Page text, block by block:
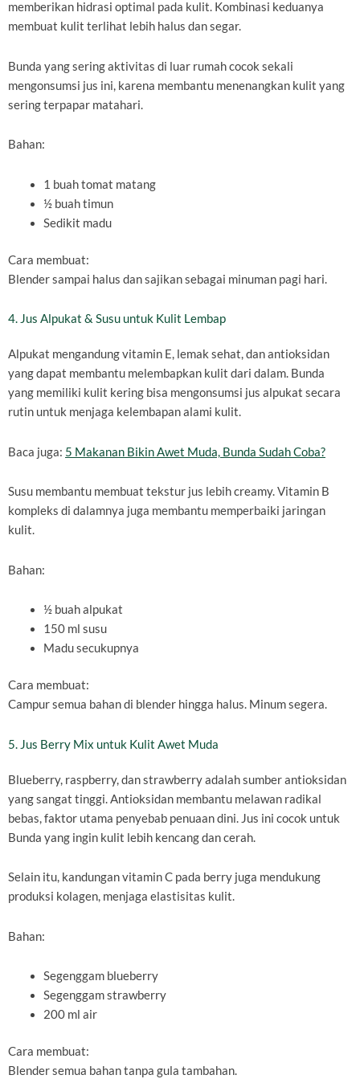
memberikan hidrasi optimal pada kulit. Kombinasi keduanya
membuat kulit terlihat lebih halus dan segar.
Bunda yang sering aktivitas di luar rumah cocok sekali
mengonsumsi jus ini, karena membantu menenangkan kulit yang
sering terpapar matahari.
Bahan:
1 buah tomat matang
½ buah timun
Sedikit madu
Cara membuat:
Blender sampai halus dan sajikan sebagai minuman pagi hari.
4. Jus Alpukat & Susu untuk Kulit Lembap
Alpukat mengandung vitamin E, lemak sehat, dan antioksidan
yang dapat membantu melembapkan kulit dari dalam. Bunda
yang memiliki kulit kering bisa mengonsumsi jus alpukat secara
rutin untuk menjaga kelembapan alami kulit.
Baca juga: 5 Makanan Bikin Awet Muda, Bunda Sudah Coba?
Susu membantu membuat tekstur jus lebih creamy. Vitamin B
kompleks di dalamnya juga membantu memperbaiki jaringan
kulit.
Bahan:
½ buah alpukat
150 ml susu
Madu secukupnya
Cara membuat:
Campur semua bahan di blender hingga halus. Minum segera.
5. Jus Berry Mix untuk Kulit Awet Muda
Blueberry, raspberry, dan strawberry adalah sumber antioksidan
yang sangat tinggi. Antioksidan membantu melawan radikal
bebas, faktor utama penyebab penuaan dini. Jus ini cocok untuk
Bunda yang ingin kulit lebih kencang dan cerah.
Selain itu, kandungan vitamin C pada berry juga mendukung
produksi kolagen, menjaga elastisitas kulit.
Bahan:
Segenggam blueberry
Segenggam strawberry
200 ml air
Cara membuat:
Blender semua bahan tanpa gula tambahan.